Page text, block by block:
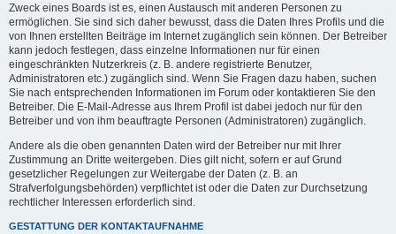
Zweck eines Boards ist es, einen Austausch mit anderen Personen zu
ermöglichen. Sie sind sich daher bewusst, dass die Daten Ihres Profils und die
von Ihnen erstellten Beiträge im Internet zugänglich sein können. Der Betreiber
kann jedoch festlegen, dass einzelne Informationen nur für einen
eingeschränkten Nutzerkreis (z. B. andere registrierte Benutzer,
Administratoren etc.) zugänglich sind. Wenn Sie Fragen dazu haben, suchen
Sie nach entsprechenden Informationen im Forum oder kontaktieren Sie den
Betreiber. Die E-Mail-Adresse aus Ihrem Profil ist dabei jedoch nur für den
Betreiber und von ihm beauftragte Personen (Administratoren) zugänglich.
Andere als die oben genannten Daten wird der Betreiber nur mit Ihrer
Zustimmung an Dritte weitergeben. Dies gilt nicht, sofern er auf Grund
gesetzlicher Regelungen zur Weitergabe der Daten (z. B. an
Strafverfolgungsbehörden) verpflichtet ist oder die Daten zur Durchsetzung
rechtlicher Interessen erforderlich sind.
GESTATTUNG DER KONTAKTAUFNAHME